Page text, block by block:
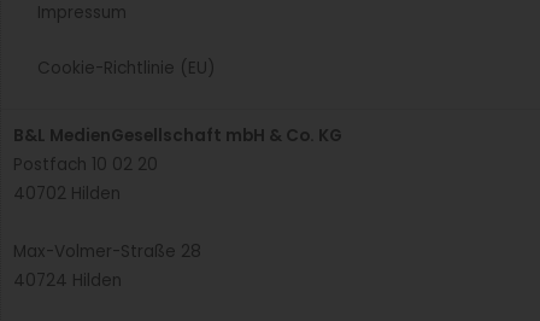
Impressum
Cookie-Richtlinie (EU)
B&L MedienGesellschaft mbH & Co. KG
Postfach 10 02 20
40702 Hilden
Max-Volmer-Straße 28
40724 Hilden